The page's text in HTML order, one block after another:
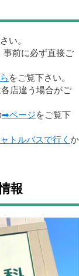
い。
前に必ず直接ご
をご覧下さい。
店違う場合がご
➡ページをご覧下
トルバスで行く か
報